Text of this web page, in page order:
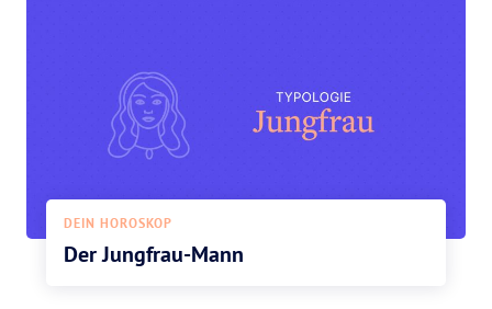
DEIN HOROSKOP
Der Jungfrau-Mann